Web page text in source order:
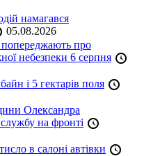
намагався
05.08.2026
про
небезпеки 6 серпня
і 5 гектарів поля
Олександра
на фронті
в салоні автівки